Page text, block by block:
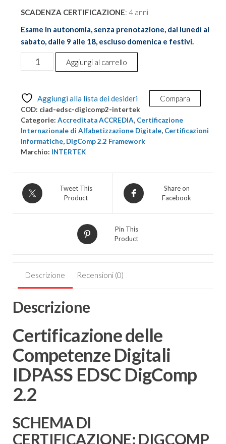
SCADENZA CERTIFICAZIONE: 4 anni
Esame in autonomia, senza prenotazione, dal lunedì al
sabato, dalle 9 alle 18, escluso domenica e festivi.
Certificazione
delle
Digitali
IDPASS
EDSC
DigComp
2.2
quantità
Aggiungi al carrello
Aggiungi alla lista dei desideri Compara
COD: ciad-edsc-digicomp2-intertek
Categorie: Accreditata ACCREDIA, Certificazione
Internazionale di Alfabetizzazione Digitale, Certificazioni
Informatiche, DigComp 2.2 Framework
Marchio: INTERTEK
Tweet This
Product
Share on
Facebook
Pin This
Product
Descrizione Recensioni (0)
Descrizione
Certificazione delle
Competenze Digitali
IDPASS EDSC DigComp
2.2
SCHEMA DI
CERTIFICAZIONE: DIGCOMP